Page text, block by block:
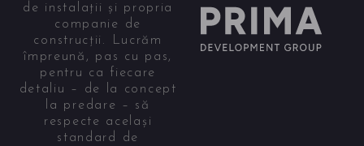
de instalații și propria
companie de
construcții. Lucrăm
împreună, pas cu pas,
pentru ca fiecare
detaliu – de la concept
la predare – să
respecte același
standard de